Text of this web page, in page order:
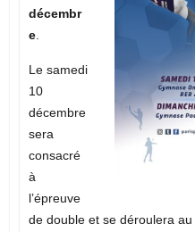
décembr
e.
Le samedi
10
décembre
sera
consacré
à
l’épreuve
de double et se déroulera au